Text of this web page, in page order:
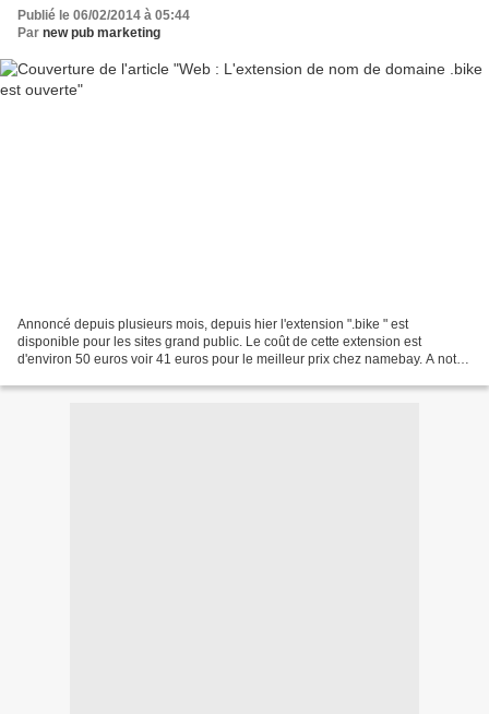
Publié le 06/02/2014 à 05:44
Par new pub marketing
Annoncé depuis plusieurs mois, depuis hier l'extension ".bike " est
disponible pour les sites grand public. Le coût de cette extension est
d'environ 50 euros voir 41 euros pour le meilleur prix chez namebay. A noter